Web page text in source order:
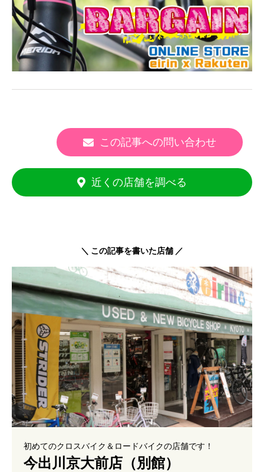
この記事への問い合わせ
近くの店舗を調べる
＼ この記事を書いた店舗 ／
初めてのクロスバイク＆ロードバイクの店舗です！
今出川京大前店（別館）